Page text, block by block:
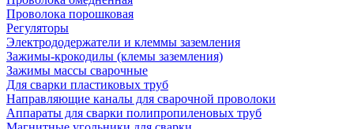
Проволока порошковая
Регуляторы
Электрододержатели и клеммы заземления
Зажимы-крокодилы (клемы заземления)
Зажимы массы сварочные
Для сварки пластиковых труб
Направляющие каналы для сварочной проволоки
Аппараты для сварки полипропиленовых труб